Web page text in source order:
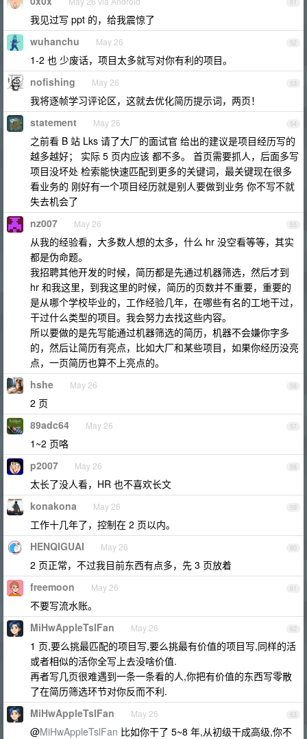
51
我见过写 ppt 的，给我震惊了
52
wuhanchu May 26
1-2 也 少废话，项目太多就写对你有利的项目。
53
nofishing May 26
我将逐帧学习评论区，这就去优化简历提示词，两页！
54
statement May 26
之前看 B 站 Lks 请了大厂的面试官 给出的建议是项目经历写的
越多越好； 实际 5 页内应该 都不多。 首页需要抓人，后面多写
项目没坏处 检索能快速匹配到更多的关键词，最关键现在很多
看业务的 刚好有一个项目经历就是别人要做到业务 你不写不就
失去机会了
55
nz007 May 26
从我的经验看，大多数人想的太多，什么 hr 没空看等等，其实
都是伪命题。
我招聘其他开发的时候，简历都是先通过机器筛选，然后才到
hr 和我这里，到我这里的时候，简历的页数并不重要，重要的
是从哪个学校毕业的，工作经验几年，在哪些有名的工地干过，
干过什么类型的项目。我会努力去找这些内容。
所以要做的是先写能通过机器筛选的简历，机器不会嫌你字多
的，然后让简历有亮点，比如大厂和某些项目，如果你经历没亮
点，一页简历也算不上亮点的。
56
hshe May 26
2 页
57
89adc64 May 26
1~2 页咯
58
p2007 May 26
太长了没人看，HR 也不喜欢长文
59
konakona May 26
工作十几年了，控制在 2 页以内。
60
HENQIGUAI May 26
2 页正常，不过我目前东西有点多，先 3 页放着
61
freemoon May 26
不要写流水账。
62
MiHwAppleTslFan May 26
1 页,要么挑最匹配的项目写,要么挑最有价值的项目写,同样的活
或者相似的活你全写上去没啥价值.
再者写几页很难遇到一条一条看的人,你把有价值的东西写零散
了在简历筛选环节对你反而不利.
63
MiHwAppleTslFan May 26
@MiHwAppleTslFan 比如你干了 5~8 年,从初级干成高级,你不